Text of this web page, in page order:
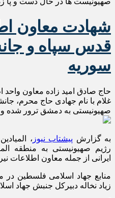
شهادت معاون
قدس سپاه و
سوریه
حاج صادق امید زاده معاون
غلام با نام جهادی حاج محرم،
صهیونیستی به دمشق ترور شده
به گزارش پیشتاب نیوز ،
رژیم صهیونیستی به منطقه
ایرانی از جمله معاون
منابع جهاد اسلامی فلسطین در
زیاد نخاله دبیرکل جنبش جهاد